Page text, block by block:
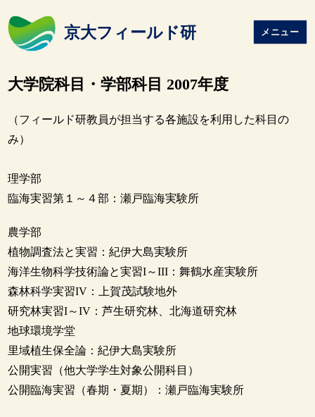
京大フィールド研 メニュー
大学院科目・学部科目 2007年度
（フィールド研教員が担当する各施設を利用した科目の
み）
理学部
臨海実習第１～４部：瀬戸臨海実験所
農学部
植物調査法と実習：紀伊大島実験所
海洋生物科学技術論と実習I～III：舞鶴水産実験所
森林科学実習IV：上賀茂試験地外
研究林実習I～IV：芦生研究林、北海道研究林
地球環境学堂
里域植生保全論：紀伊大島実験所
公開実習（他大学学生対象公開科目）
公開臨海実習（春期・夏期）：瀬戸臨海実験所